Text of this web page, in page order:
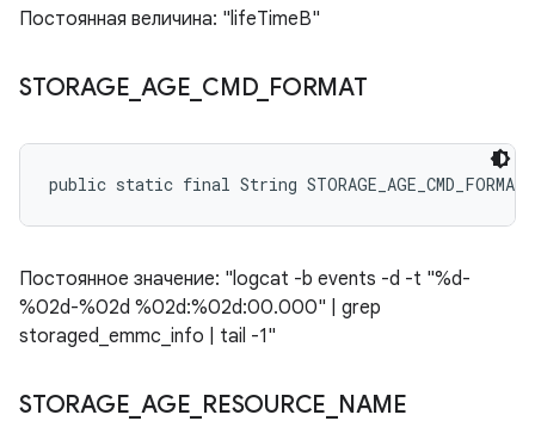
Постоянная величина: "lifeTimeB"
STORAGE AGE CMD_ FORMAT
public static final String STORAGE_AGE_CMD_FORMAT
Постоянное значение: "logcat -b events -d -t "%d-
%02d-%02d %02d:%02d:00.000" | grep
storaged_emmc_info | tail -1"
STORAGE AGE RESOURCE NAME